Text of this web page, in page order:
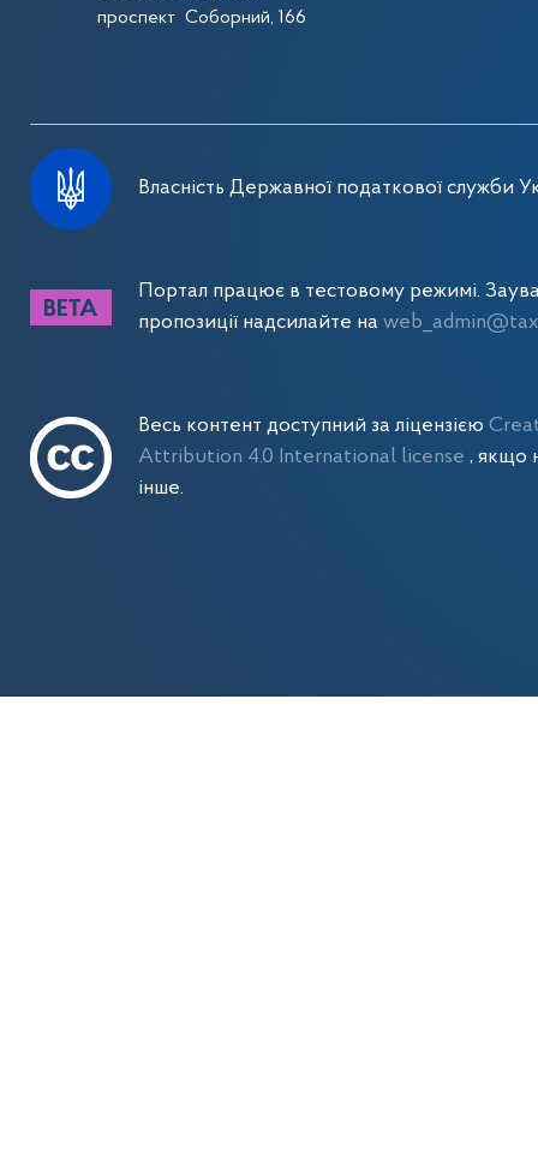
проспект Соборний, 166
Власність Державної податкової служби
Портал працює в тестовому режимі.
пропозиції надсилайте на
Весь контент доступний за ліцензією
Attribution 4.0 International license , якщо
інше.